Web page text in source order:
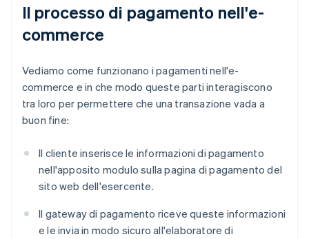
Il processo di pagamento nell'e-
commerce
Vediamo come funzionano i pagamenti nell'e-
commerce e in che modo queste parti interagiscono
tra loro per permettere che una transazione vada a
buon fine:
Il cliente inserisce le informazioni di pagamento
nell'apposito modulo sulla pagina di pagamento del
sito web dell'esercente.
Il gateway di pagamento riceve queste informazioni
e le invia in modo sicuro all'elaboratore di